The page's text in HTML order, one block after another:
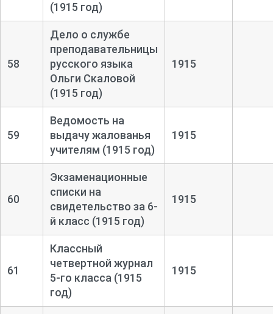
(1915 год)
58
Дело о службе
преподавательницы
русского языка
Ольги Скаловой
(1915 год)
1915
59
Ведомость на
выдачу жалованья
учителям (1915 год)
1915
60
Экзаменационные
списки на
свидетельство за 6-
й класс (1915 год)
1915
61
Классный
четвертной журнал
5-го класса (1915
год)
1915